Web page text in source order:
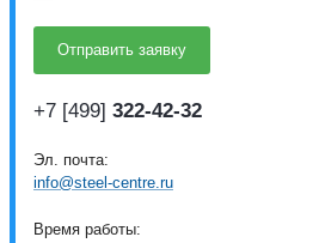
+7 [499] 322-42-32
Эл. почта:
info@steel-centre.ru
Время работы: